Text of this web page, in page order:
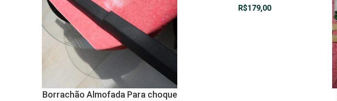
Borrachão Almofada Para choque
R$179,00